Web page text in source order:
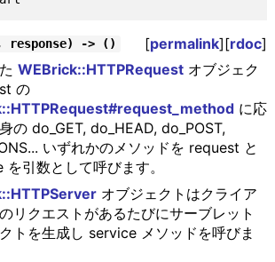
response) -> () [permalink][rdoc]
WEBrick::HTTPRequestオブジェク
の
に応
の do_GET, do_HEAD, do_POST,
いずれかのメソッドを request と
引数として呼びます。
オブジェクトはクライア
リクエストがあるたびにサーブレット
トを生成し service メソッドを呼びま